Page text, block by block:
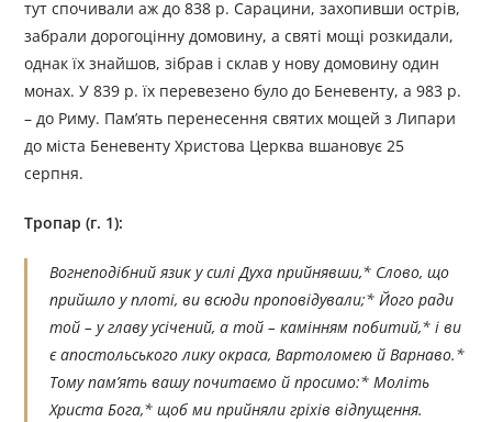
тут спочивали аж до 838 р. Сарацини, захопивши острів,
забрали дорогоцінну домовину, а святі мощі розкидали,
однак їх знайшов, зібрав і склав у нову домовину один
монах. У 839 р. їх перевезено було до Беневенту, а 983 р.
– до Риму. Пам’ять перенесення святих мощей з Липари
до міста Беневенту Христова Церква вшановує 25
серпня.
Тропар (г. 1):
Вогнеподібний язик у силі Духа прийнявши,* Слово, що
прийшло у плоті, ви всюди проповідували;* Його ради
той – у главу усічений, а той – камінням побитий,* і ви
є апостольського лику окраса, Вартоломею й Варнаво.*
Тому пам’ять вашу почитаємо й просимо:* Моліть
Христа Бога,* щоб ми прийняли гріхів відпущення.